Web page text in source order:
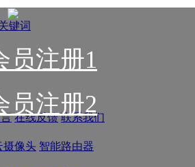
员注册1
员注册2
在线反馈 联系我们
摄像头 智能路由器